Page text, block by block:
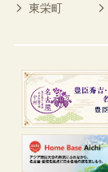
東栄町